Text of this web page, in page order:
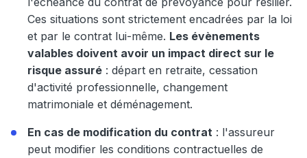
Ces situations sont strictement encadrées par la loi
et par le contrat lui-même. Les évènements
valables doivent avoir un impact direct sur le
risque assuré : départ en retraite, cessation
d'activité professionnelle, changement
matrimoniale et déménagement.
En cas de modification du contrat : l'assureur
peut modifier les conditions contractuelles de